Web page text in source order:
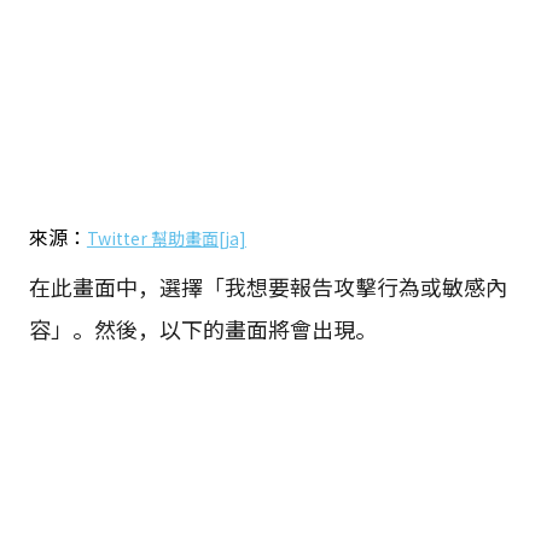
來源： Twitter 幫助畫面[ja]
在此畫面中，選擇「我想要報告攻擊行為或敏感內
容」。然後，以下的畫面將會出現。